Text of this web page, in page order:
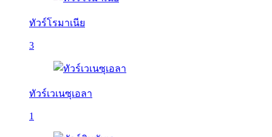
ทัวร์โรมาเนีย
3
ทัวร์เวเนซุเอลา
1